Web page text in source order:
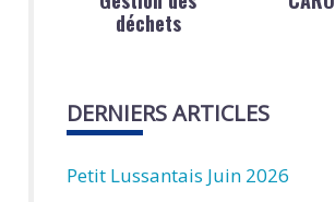
déchets
DERNIERS ARTICLES
Petit Lussantais Juin 2026